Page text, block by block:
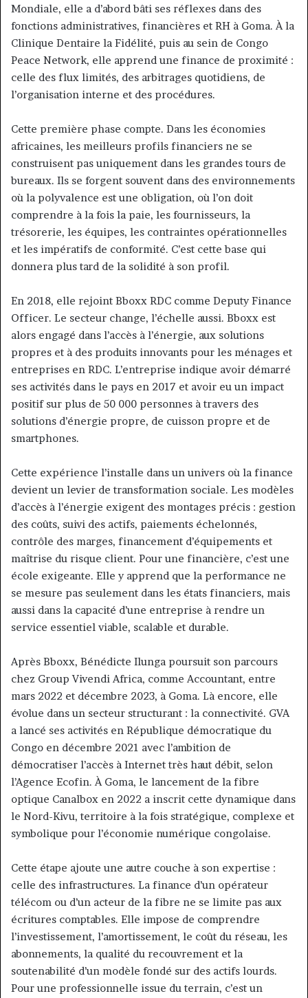
Mondiale, elle a d’abord bâti ses réflexes dans des
fonctions administratives, financières et RH à Goma. À la
Clinique Dentaire la Fidélité, puis au sein de Congo
Peace Network, elle apprend une finance de proximité :
celle des flux limités, des arbitrages quotidiens, de
l’organisation interne et des procédures.
Cette première phase compte. Dans les économies
africaines, les meilleurs profils financiers ne se
construisent pas uniquement dans les grandes tours de
bureaux. Ils se forgent souvent dans des environnements
où la polyvalence est une obligation, où l’on doit
comprendre à la fois la paie, les fournisseurs, la
trésorerie, les équipes, les contraintes opérationnelles
et les impératifs de conformité. C’est cette base qui
donnera plus tard de la solidité à son profil.
En 2018, elle rejoint Bboxx RDC comme Deputy Finance
Officer. Le secteur change, l’échelle aussi. Bboxx est
alors engagé dans l’accès à l’énergie, aux solutions
propres et à des produits innovants pour les ménages et
entreprises en RDC. L’entreprise indique avoir démarré
ses activités dans le pays en 2017 et avoir eu un impact
positif sur plus de 50 000 personnes à travers des
solutions d’énergie propre, de cuisson propre et de
smartphones.
Cette expérience l’installe dans un univers où la finance
devient un levier de transformation sociale. Les modèles
d’accès à l’énergie exigent des montages précis : gestion
des coûts, suivi des actifs, paiements échelonnés,
contrôle des marges, financement d’équipements et
maîtrise du risque client. Pour une financière, c’est une
école exigeante. Elle y apprend que la performance ne
se mesure pas seulement dans les états financiers, mais
aussi dans la capacité d’une entreprise à rendre un
service essentiel viable, scalable et durable.
Après Bboxx, Bénédicte Ilunga poursuit son parcours
chez Group Vivendi Africa, comme Accountant, entre
mars 2022 et décembre 2023, à Goma. Là encore, elle
évolue dans un secteur structurant : la connectivité. GVA
a lancé ses activités en République démocratique du
Congo en décembre 2021 avec l’ambition de
démocratiser l’accès à Internet très haut débit, selon
l’Agence Ecofin. À Goma, le lancement de la fibre
optique Canalbox en 2022 a inscrit cette dynamique dans
le Nord-Kivu, territoire à la fois stratégique, complexe et
symbolique pour l’économie numérique congolaise.
Cette étape ajoute une autre couche à son expertise :
celle des infrastructures. La finance d’un opérateur
télécom ou d’un acteur de la fibre ne se limite pas aux
écritures comptables. Elle impose de comprendre
l’investissement, l’amortissement, le coût du réseau, les
abonnements, la qualité du recouvrement et la
soutenabilité d’un modèle fondé sur des actifs lourds.
Pour une professionnelle issue du terrain, c’est un